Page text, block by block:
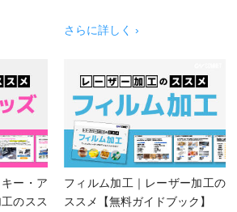
さらに詳しく ›
ー・ア
のスス
フィルム加工｜レーザー加工の
ススメ【無料ガイドブック】